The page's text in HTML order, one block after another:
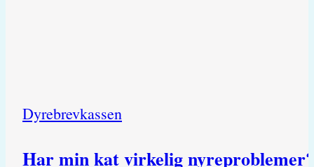
Dyrebrevkassen
Har min kat virkelig nyreproblemer?